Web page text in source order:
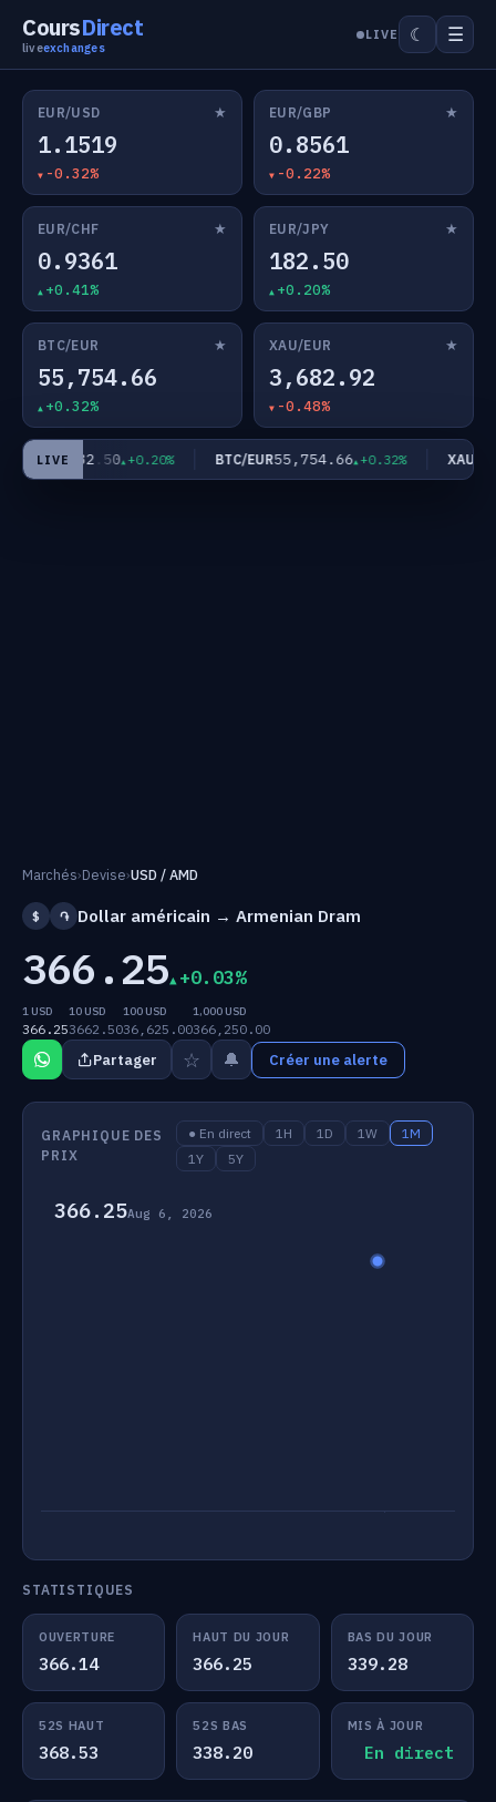
CoursDirect
liveexchanges
LIVE ☾ ☰
EUR/USD ★
1.1519
-0.32%
EUR/GBP ★
0.8561
-0.22%
EUR/CHF ★
0.9361
+0.41%
EUR/JPY ★
182.50
+0.20%
BTC/EUR ★
55,754.66
+0.32%
XAU/EUR ★
3,682.92
-0.48%
LIVE
JPY182.50 +0.20% BTC/EUR55,754.66 +0.32% XAU/EUR
Marchés›Devise›USD / AMD
$ ֏ Dollar américain → Armenian Dram
366.25 +0.03%
1 USD
366.25
10 USD
3662.50
100 USD
36,625.00
1,000 USD
366,250.00
Partager ☆ 🔔 Créer une alerte
GRAPHIQUE DES
PRIX
● En direct 1H 1D 1W
1M
1Y
5Y
366.25Aug 6, 2026
STATISTIQUES
OUVERTURE
366.14
HAUT DU JOUR
366.25
BAS DU JOUR
339.28
52S HAUT
368.53
52S BAS
338.20
MIS À JOUR
En direct